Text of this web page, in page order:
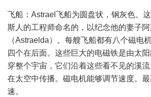
飞船：Astrael飞船为圆盘状，钢灰色。
斯人的工程师命名的，以纪念他的妻子
（Astraelda）。每艘飞船都有八个磁电
四个在后面。这些巨大的电磁铁是由太
穿整个宇宙，它们沿着这些看不见的溪
在太空中传播。磁电机能够调节速度。
速。